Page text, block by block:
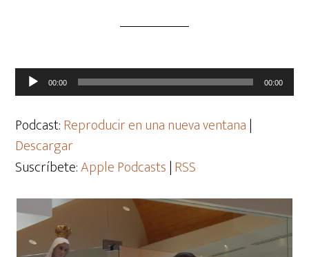
Reproductor
de
audio
00:00 00:00
Podcast:Reproducir en una nueva ventana|
Descargar
Suscríbete:Apple Podcasts|RSS